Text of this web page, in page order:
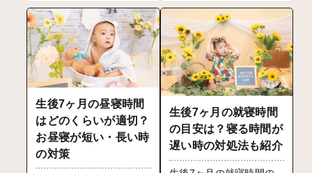
生後7ヶ月の昼寝時間
はどのくらいが適切？
お昼寝が短い・長い時
の対策
生後7ヶ月の就寝時間
の目安は？寝る時間が
遅い時の対処法も紹介